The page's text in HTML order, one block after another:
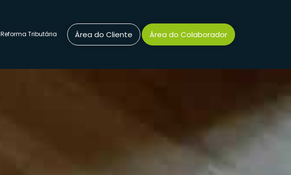
Reforma Tributária Área do Cliente Área do Colaborador